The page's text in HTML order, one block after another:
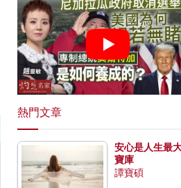
熱門文章
安心是人生最
寶庫
譚寶碩